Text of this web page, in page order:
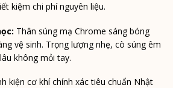
kiệm chi phí nguyên liệu.
Thân súng mạ Chrome sáng bóng
vệ sinh. Trọng lượng nhẹ, cò súng êm
không mỏi tay.
kiện cơ khí chính xác tiêu chuẩn Nhật